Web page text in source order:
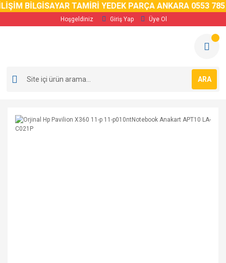
BİLGİSAYAR TAMİRİ YEDEK PARÇA ANKARA 0553 785
Hoşgeldiniz Giriş Yap Üye Ol
ARA